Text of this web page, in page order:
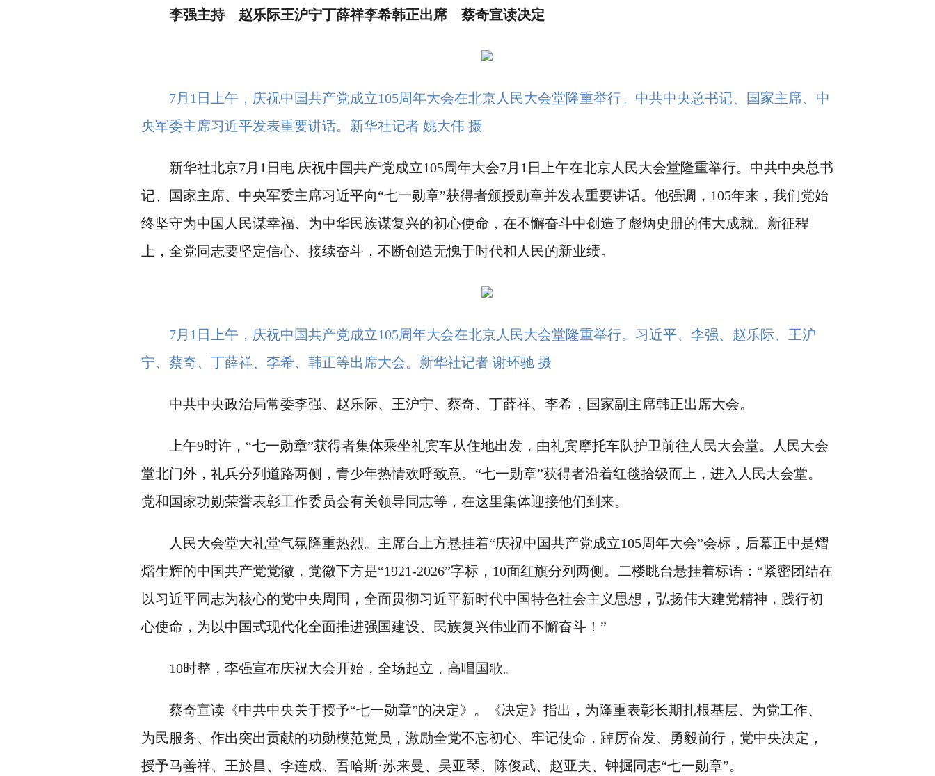
李强主持 赵乐际王沪宁丁薛祥李希韩正出席 蔡奇宣读决定
7月1日上午，庆祝中国共产党成立105周年大会在北京人民大会堂隆重举行。中共中央总书记、国家主席、中
央军委主席习近平发表重要讲话。新华社记者 姚大伟 摄
新华社北京7月1日电 庆祝中国共产党成立105周年大会7月1日上午在北京人民大会堂隆重举行。中共中央总书
记、国家主席、中央军委主席习近平向“七一勋章”获得者颁授勋章并发表重要讲话。他强调，105年来，我们党始
终坚守为中国人民谋幸福、为中华民族谋复兴的初心使命，在不懈奋斗中创造了彪炳史册的伟大成就。新征程
上，全党同志要坚定信心、接续奋斗，不断创造无愧于时代和人民的新业绩。
7月1日上午，庆祝中国共产党成立105周年大会在北京人民大会堂隆重举行。习近平、李强、赵乐际、王沪
宁、蔡奇、丁薛祥、李希、韩正等出席大会。新华社记者 谢环驰 摄
中共中央政治局常委李强、赵乐际、王沪宁、蔡奇、丁薛祥、李希，国家副主席韩正出席大会。
上午9时许，“七一勋章”获得者集体乘坐礼宾车从住地出发，由礼宾摩托车队护卫前往人民大会堂。人民大会
堂北门外，礼兵分列道路两侧，青少年热情欢呼致意。“七一勋章”获得者沿着红毯拾级而上，进入人民大会堂。
党和国家功勋荣誉表彰工作委员会有关领导同志等，在这里集体迎接他们到来。
人民大会堂大礼堂气氛隆重热烈。主席台上方悬挂着“庆祝中国共产党成立105周年大会”会标，后幕正中是熠
熠生辉的中国共产党党徽，党徽下方是“1921-2026”字标，10面红旗分列两侧。二楼眺台悬挂着标语：“紧密团结在
以习近平同志为核心的党中央周围，全面贯彻习近平新时代中国特色社会主义思想，弘扬伟大建党精神，践行初
心使命，为以中国式现代化全面推进强国建设、民族复兴伟业而不懈奋斗！”
10时整，李强宣布庆祝大会开始，全场起立，高唱国歌。
蔡奇宣读《中共中央关于授予“七一勋章”的决定》。《决定》指出，为隆重表彰长期扎根基层、为党工作、
为民服务、作出突出贡献的功勋模范党员，激励全党不忘初心、牢记使命，踔厉奋发、勇毅前行，党中央决定，
授予马善祥、王於昌、李连成、吾哈斯·苏来曼、吴亚琴、陈俊武、赵亚夫、钟掘同志“七一勋章”。